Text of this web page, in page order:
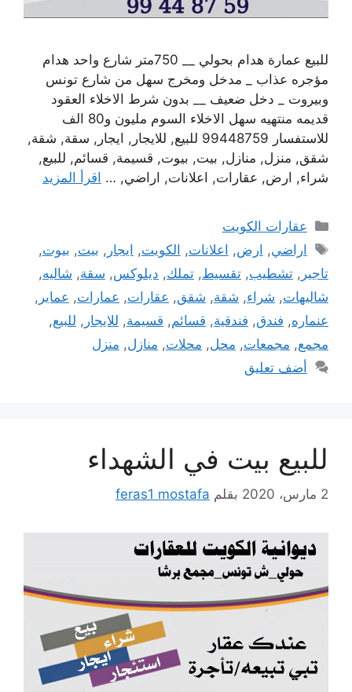
للبيع عمارة هدام بحولي __ 750متر شارع واحد هدام
مؤجره عذاب _ مدخل ومخرج سهل من شارع تونس
وبيروت _ دخل ضعيف __ بدون شرط الاخلاء العقود
قديمه منتهيه سهل الاخلاء السوم مليون و80 الف
للاستفسار 99448759 للبيع, للايجار, ايجار, سقة, شقة,
شقق, منزل, منازل, بيت, بيوت, قسيمة, قسائم, للبيع,
شراء, ارض, عقارات, اعلانات, اراضي, … اقرأ المزيد
التصنيفات
عقارات الكويت
الوسوم
اراضي, ارض, اعلانات, الكويت, ايجار , بيت, بيوت,
تاجير , تشطيب, تقسيط, تملك, ديلوكس, سقة, شاليه,
شاليهات, شراء, شقة, شقق, عقارات, عمارات, عماير ,
عنماره, فندق, فندقية, قسائم, قسيمة, للايجار , للبيع,
مجمع, مجمعات, محل, محلات, منازل, منزل
أضف تعليق
للبيع بيت في الشهداء
2 مارس، 2020 بقلم feras1 mostafa